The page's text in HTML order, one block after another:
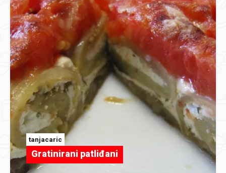
tanjacaric
Gratinirani patliđani